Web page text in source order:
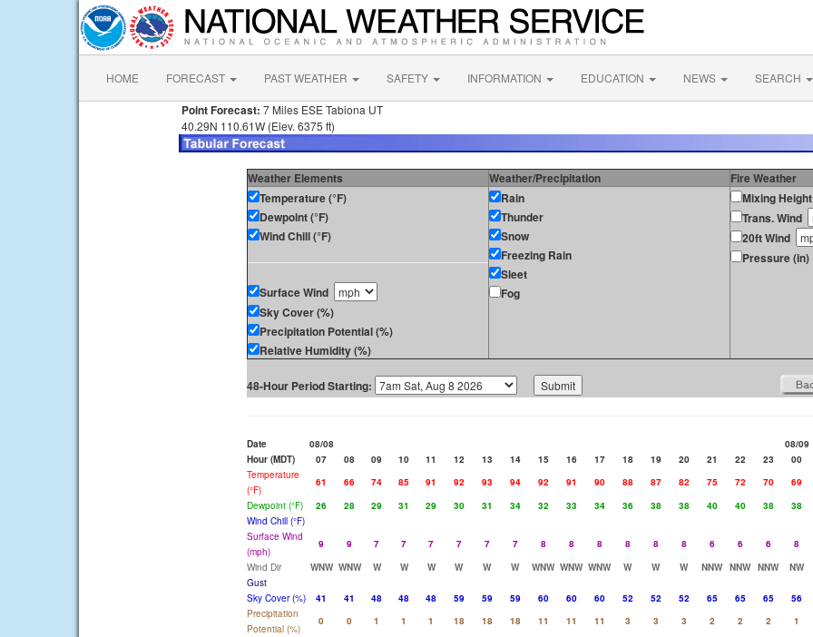
HOME FORECAST PAST WEATHER SAFETY INFORMATION EDUCATION NEWS SEARCH
Point Forecast: 7 Miles ESE Tabiona UT
40.29N 110.61W (Elev. 6375 ft)
Weather Elements Weather/Precipitation
Fire Weather
Temperature (°F)
Dewpoint (°F)
Wind Chill (°F)
Surface Wind
Sky Cover (%)
Precipitation Potential (%)
Relative Humidity (%)
Rain
Thunder
Snow
Freezing Rain
Sleet
Fog
Mixing Height
Trans. Wind
20ft Wind
Pressure (in)
48-Hour Period Starting:
Date 08/08
08/09
Hour (MDT)
07 08 09 10 11 12 13 14 15 16 17 18 19 20 21 22 23 00
Temperature
(°F)
61 66 74 85 91 92 93 94 92 91 90 88 87 82 75 72 70 69
Dewpoint (°F)
26 28 29 31 29 30 31 34 32 33 34 36 38 38 40 40 38 38
Wind Chill (°F)
Surface Wind
(mph)
9 9 7 7 7 7 7 7 8 8 8 8 8 8 6 6 6 8
Wind Dir
WNW WNW W W W W W W WNW WNW WNW W W W NNW NNW NNW NW
Gust
Sky Cover (%)
41 41 48 48 48 59 59 59 60 60 60 52 52 52 65 65 65 56
Precipitation
Potential (%)
0 0 1 1 1 18 18 18 11 11 11 3 3 3 2 2 2 1